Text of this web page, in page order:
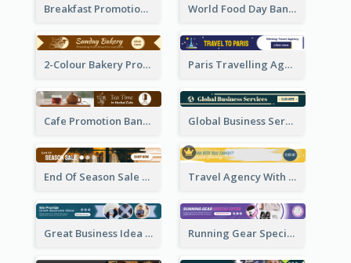
Breakfast Promotional Leaderboard World Food Day Banner Ad
2-Colour Bakery Promotional Banner Ad Paris Travelling Agency Banner Ad
Cafe Promotion Banner Ad With Herbal Tea Global Business Services Banner Ad
End Of Season Sale Banner Ad Travel Agency With Customized Journey Banner Ad
Great Business Idea Banner Ad Running Gear Special Offer Banner Ad